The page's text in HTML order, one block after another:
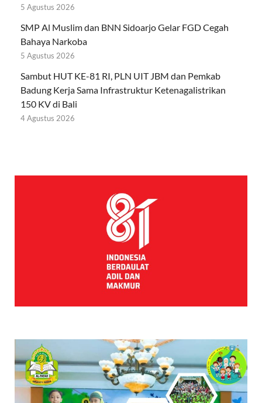
5 Agustus 2026
SMP Al Muslim dan BNN Sidoarjo Gelar FGD Cegah
Bahaya Narkoba
5 Agustus 2026
Sambut HUT KE-81 RI, PLN UIT JBM dan Pemkab
Badung Kerja Sama Infrastruktur Ketenagalistrikan
150 KV di Bali
4 Agustus 2026